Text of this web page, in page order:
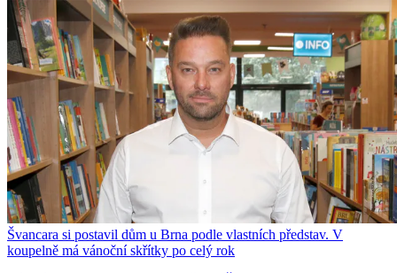
Švancara si postavil dům u Brna podle vlastních představ. V
koupelně má vánoční skřítky po celý rok